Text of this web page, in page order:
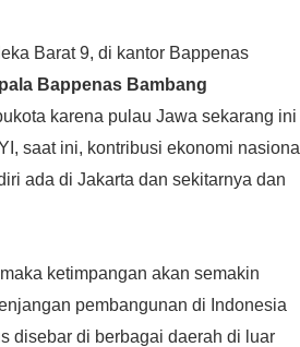
Barat 9, di kantor Bappenas
Bappenas Bambang
karena pulau Jawa sekarang ini
saat ini, kontribusi ekonomi nasional
ada di Jakarta dan sekitarnya dan
ketimpangan akan semakin
pembangunan di Indonesia
disebar di berbagai daerah di luar